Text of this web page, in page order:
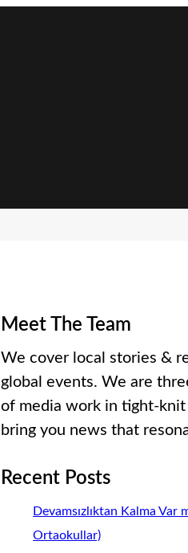
Meet The Team
We cover local stories &
global events. We are
of media work in tight-
bring you news that
Recent Posts
Devamsızlıktan Kalma Var
Ortaokullar)